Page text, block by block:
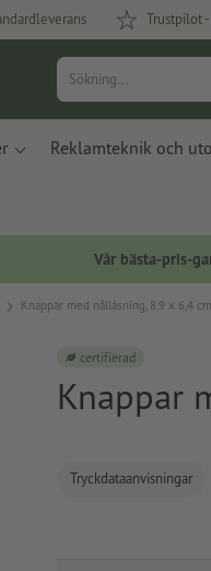
Trustpilot
Reklamteknik och
Vår bästa-pris-
Knappar med nållåsning, 8,9 x 6,4 cm
certifierad
Knappar
Tryckdataanvisningar